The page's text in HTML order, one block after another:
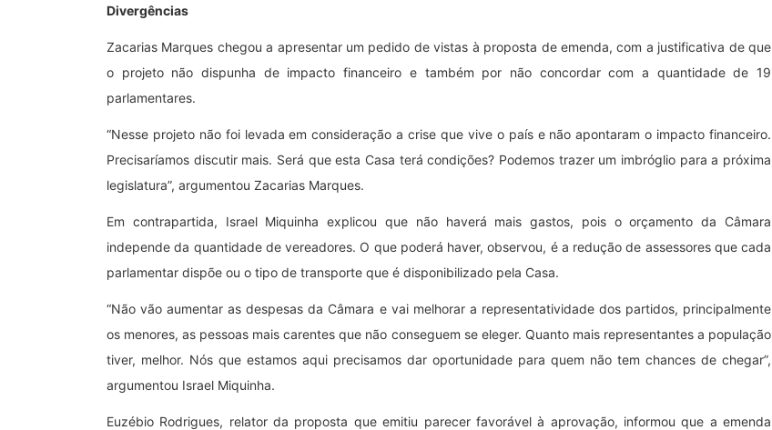
Divergências
Zacarias Marques chegou a apresentar um pedido de vistas à proposta de emenda, com a justificativa de que
o projeto não dispunha de impacto financeiro e também por não concordar com a quantidade de 19
parlamentares.
“Nesse projeto não foi levada em consideração a crise que vive o país e não apontaram o impacto financeiro.
Precisaríamos discutir mais. Será que esta Casa terá condições? Podemos trazer um imbróglio para a próxima
legislatura”, argumentou Zacarias Marques.
Em contrapartida, Israel Miquinha explicou que não haverá mais gastos, pois o orçamento da Câmara
independe da quantidade de vereadores. O que poderá haver, observou, é a redução de assessores que cada
parlamentar dispõe ou o tipo de transporte que é disponibilizado pela Casa.
“Não vão aumentar as despesas da Câmara e vai melhorar a representatividade dos partidos, principalmente
os menores, as pessoas mais carentes que não conseguem se eleger. Quanto mais representantes a população
tiver, melhor. Nós que estamos aqui precisamos dar oportunidade para quem não tem chances de chegar”,
argumentou Israel Miquinha.
Euzébio Rodrigues, relator da proposta que emitiu parecer favorável à aprovação, informou que a emenda